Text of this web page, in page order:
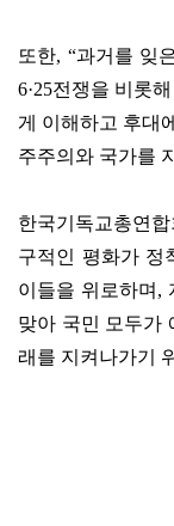
또한, “과거를 잊
6·25전쟁을 비롯
게 이해하고 후대
주주의와 국가를
한국기독교총연
구적인 평화가 정
이들을 위로하며 ,
맞아 국민 모두가
래를 지켜나가기